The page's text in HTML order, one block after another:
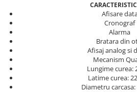
Afisare
Cronograf
Alarma
Bratara din
Afisaj analog si
Mecanism
Lungime curea:
Latime curea:
Diametru